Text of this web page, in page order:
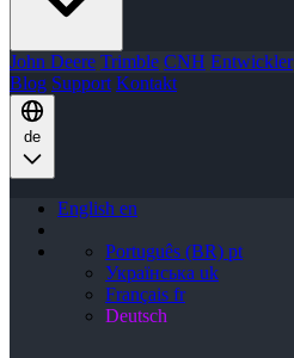
John Deere Trimble CNH Entwickler
Blog Support Kontakt
de
English en
Português (BR) pt
Українська uk
Français fr
Deutsch